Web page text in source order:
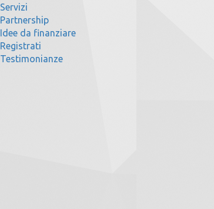
Servizi
Partnership
Idee da finanziare
Registrati
Testimonianze